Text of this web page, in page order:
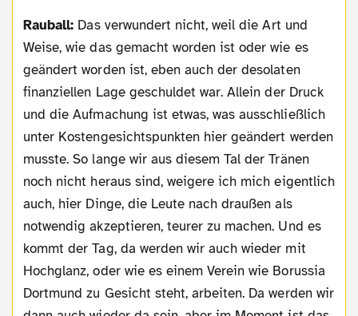
Rauball: Das verwundert nicht, weil die Art und
Weise, wie das gemacht worden ist oder wie es
geändert worden ist, eben auch der desolaten
finanziellen Lage geschuldet war. Allein der Druck
und die Aufmachung ist etwas, was ausschließlich
unter Kostengesichtspunkten hier geändert werden
musste. So lange wir aus diesem Tal der Tränen
noch nicht heraus sind, weigere ich mich eigentlich
auch, hier Dinge, die Leute nach draußen als
notwendig akzeptieren, teurer zu machen. Und es
kommt der Tag, da werden wir auch wieder mit
Hochglanz, oder wie es einem Verein wie Borussia
Dortmund zu Gesicht steht, arbeiten. Da werden wir